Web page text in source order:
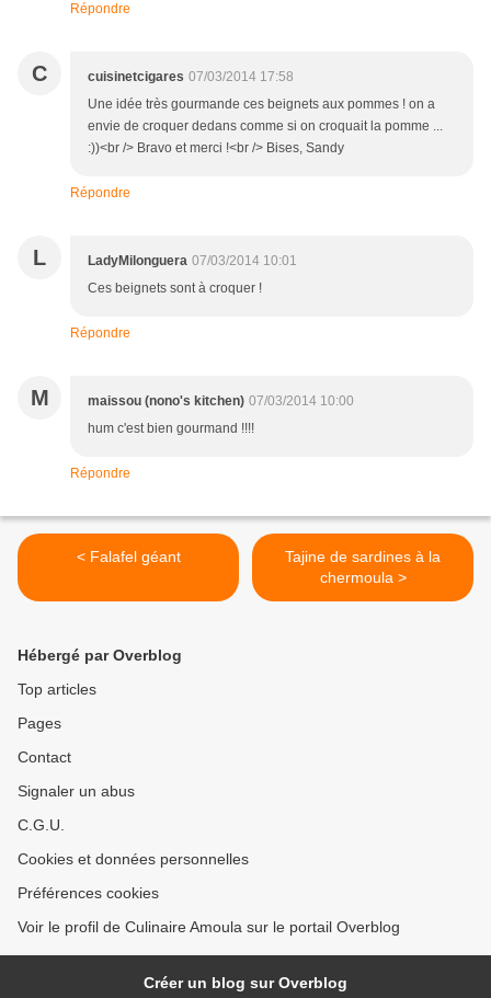
Répondre
C cuisinetcigares 07/03/2014 17:58
Une idée très gourmande ces beignets aux pommes ! on a
envie de croquer dedans comme si on croquait la pomme ...
:))<br /> Bravo et merci !<br /> Bises, Sandy
Répondre
L LadyMilonguera 07/03/2014 10:01
Ces beignets sont à croquer !
Répondre
M maissou (nono's kitchen) 07/03/2014 10:00
hum c'est bien gourmand !!!!
Répondre
< Falafel géant
Tajine de sardines à la
chermoula >
Hébergé par Overblog
Top articles
Pages
Contact
Signaler un abus
C.G.U.
Cookies et données personnelles
Préférences cookies
Voir le profil de Culinaire Amoula sur le portail Overblog
Créer un blog sur Overblog